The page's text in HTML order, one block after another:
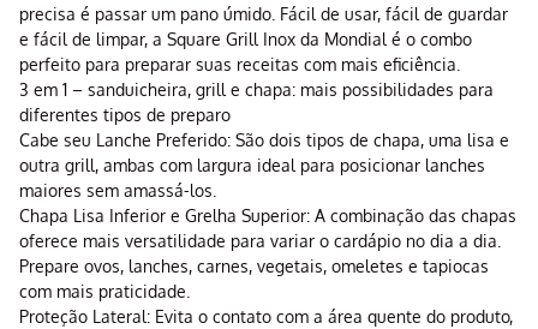
precisa é passar um pano úmido. Fácil de usar, fácil de guardar
e fácil de limpar, a Square Grill Inox da Mondial é o combo
perfeito para preparar suas receitas com mais eficiência.
3 em 1 – sanduicheira, grill e chapa: mais possibilidades para
diferentes tipos de preparo
Cabe seu Lanche Preferido: São dois tipos de chapa, uma lisa e
outra grill, ambas com largura ideal para posicionar lanches
maiores sem amassá-los.
Chapa Lisa Inferior e Grelha Superior: A combinação das chapas
oferece mais versatilidade para variar o cardápio no dia a dia.
Prepare ovos, lanches, carnes, vegetais, omeletes e tapiocas
com mais praticidade.
Proteção Lateral: Evita o contato com a área quente do produto,